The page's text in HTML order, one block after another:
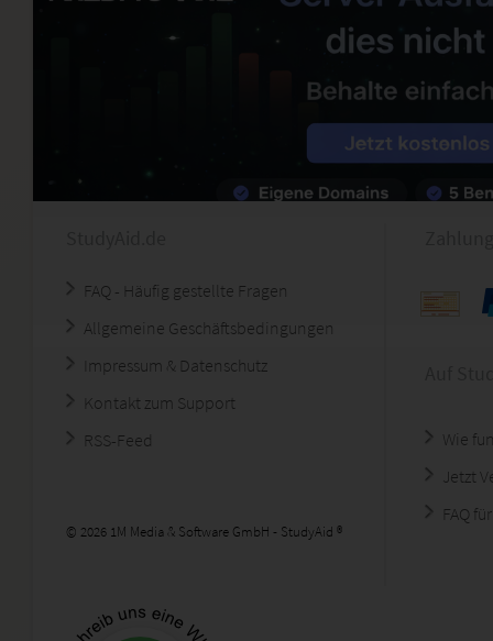
FAQ - Häufig gestellte Fragen
Allgemeine Geschäftsbedingungen
Impressum & Datenschutz
Kontakt zum Support
RSS-Feed
© 2026 1M Media & Software GmbH - StudyAid ®
Wie
Jetzt
FAQ